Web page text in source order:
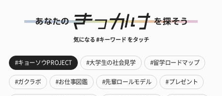
気になる #キーワード をタッチ
#キョーソウPROJECT #大学生の社会見学 #留学ロードマップ
#ガクラボ #お仕事図鑑 #先輩ロールモデル #プレゼント